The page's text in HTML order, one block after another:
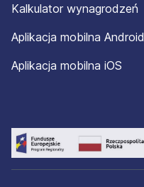
Kalkulator wynagrodzeń
Aplikacja mobilna Android
Aplikacja mobilna iOS